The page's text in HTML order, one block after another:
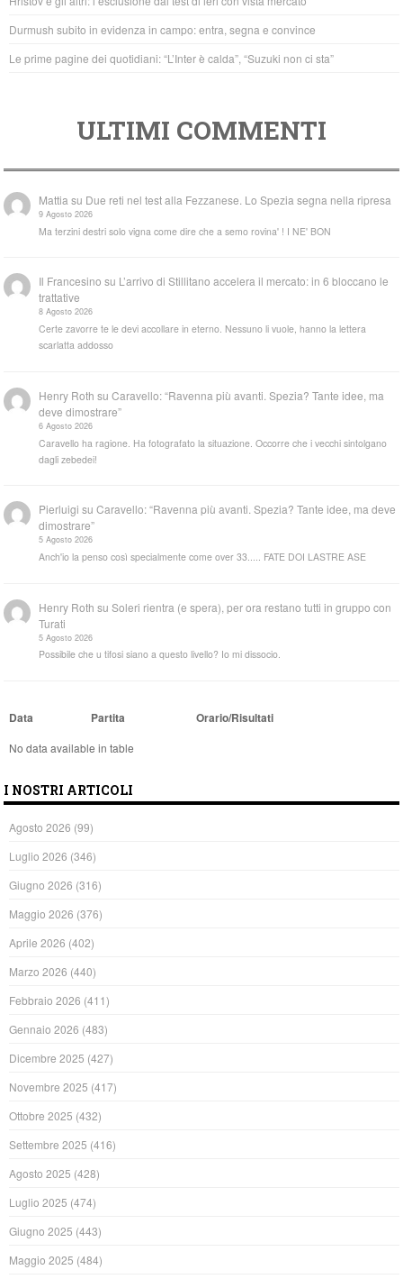
k
Durmush subito in evidenza in campo: entra, segna e convince
Le prime pagine dei quotidiani: “L’Inter è calda”, “Suzuki non ci sta”
ULTIMI COMMENTI
Mattia su Due reti nel test alla Fezzanese. Lo Spezia segna nella ripresa
9 Agosto 2026
Ma terzini destri solo vigna come dire che a semo rovina' ! I NE' BON
Il Francesino su L’arrivo di Stillitano accelera il mercato: in 6 bloccano le
trattative
8 Agosto 2026
Certe zavorre te le devi accollare in eterno. Nessuno li vuole, hanno la lettera
scarlatta addosso
Henry Roth suCaravello: “Ravenna più avanti. Spezia? Tante idee, ma
deve dimostrare”
6 Agosto 2026
Caravello ha ragione. Ha fotografato la situazione. Occorre che i vecchi sintolgano
dagli zebedei!
Pierluigi suCaravello: “Ravenna più avanti. Spezia? Tante idee, ma deve
dimostrare”
5 Agosto 2026
Anch'io la penso così specialmente come over 33..... FATE DOI LASTRE ASE
Henry Roth suSoleri rientra (e spera), per ora restano tutti in gruppo con
Turati
5 Agosto 2026
Possibile che u tifosi siano a questo livello? Io mi dissocio.
Data Partita Orario/Risultati
No data available in table
I NOSTRI ARTICOLI
Agosto 2026 (99)
Luglio 2026 (346)
Giugno 2026 (316)
Maggio 2026 (376)
Aprile 2026 (402)
Marzo 2026 (440)
Febbraio 2026 (411)
Gennaio 2026 (483)
Dicembre 2025 (427)
Novembre 2025 (417)
Ottobre 2025 (432)
Settembre 2025 (416)
Agosto 2025 (428)
Luglio 2025 (474)
Giugno 2025 (443)
Maggio 2025 (484)